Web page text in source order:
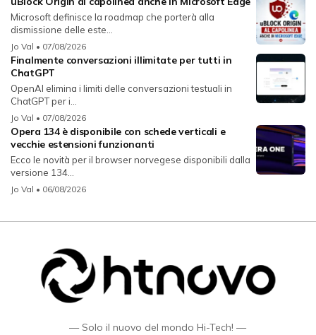
Microsoft definisce la roadmap che porterà alla
dismissione delle este...
Jo Val • 07/08/2026
Finalmente conversazioni illimitate per tutti in
ChatGPT
OpenAI elimina i limiti delle conversazioni testuali in
ChatGPT per i...
Jo Val • 07/08/2026
Opera 134 è disponibile con schede verticali e
vecchie estensioni funzionanti
Ecco le novità per il browser norvegese disponibili dalla
versione 134...
Jo Val • 06/08/2026
— Solo il nuovo del mondo Hi-Tech! —